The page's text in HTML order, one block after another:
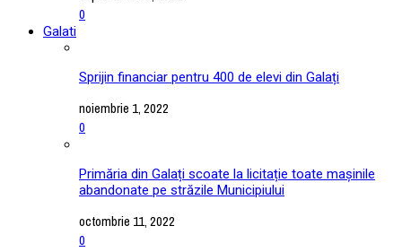
0
Galati
Sprijin financiar pentru 400 de elevi din Galați
noiembrie 1, 2022
0
Primăria din Galați scoate la licitație toate mașinile
abandonate pe străzile Municipiului
octombrie 11, 2022
0